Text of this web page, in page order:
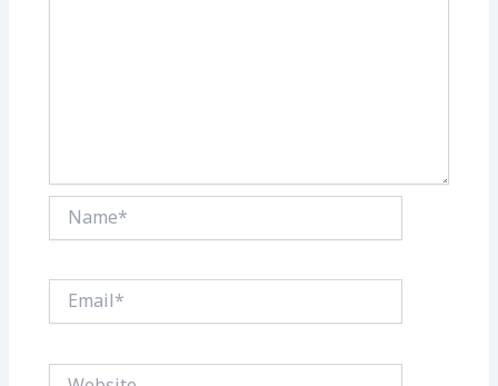
Name*
Email*
Website